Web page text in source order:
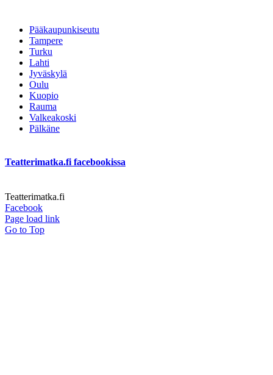
Pääkaupunkiseutu
Tampere
Turku
Lahti
Jyväskylä
Oulu
Kuopio
Rauma
Valkeakoski
Pälkäne
Teatterimatka.fi facebookissa
Teatterimatka.fi
Facebook
Page load link
Go to Top